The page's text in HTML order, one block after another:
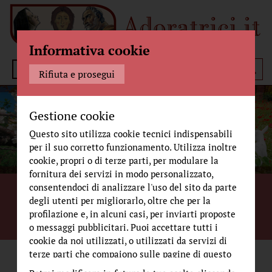
Menù
La nostra preghiera è tutta in uno sguardo.
Uno sguardo rivolto a colui che è e che tutto
vede...
Informativa cookie
Rifiuta e prosegui
Gestione cookie
Questo sito utilizza cookie tecnici indispensabili
per il suo corretto funzionamento. Utilizza inoltre
cookie, propri o di terze parti, per modulare la
fornitura dei servizi in modo personalizzato,
consentendoci di analizzare l'uso del sito da parte
degli utenti per migliorarlo, oltre che per la
profilazione e, in alcuni casi, per inviarti proposte
o messaggi pubblicitari. Puoi accettare tutti i
cookie da noi utilizzati, o utilizzati da servizi di
terze parti che compaiono sulle pagine di questo
sito, premendo il pulsante "Accetta tutti i cookie"